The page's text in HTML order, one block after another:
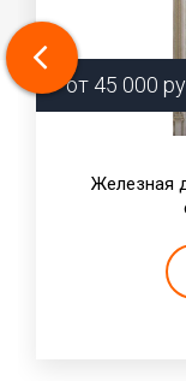
от 45 000
Железная